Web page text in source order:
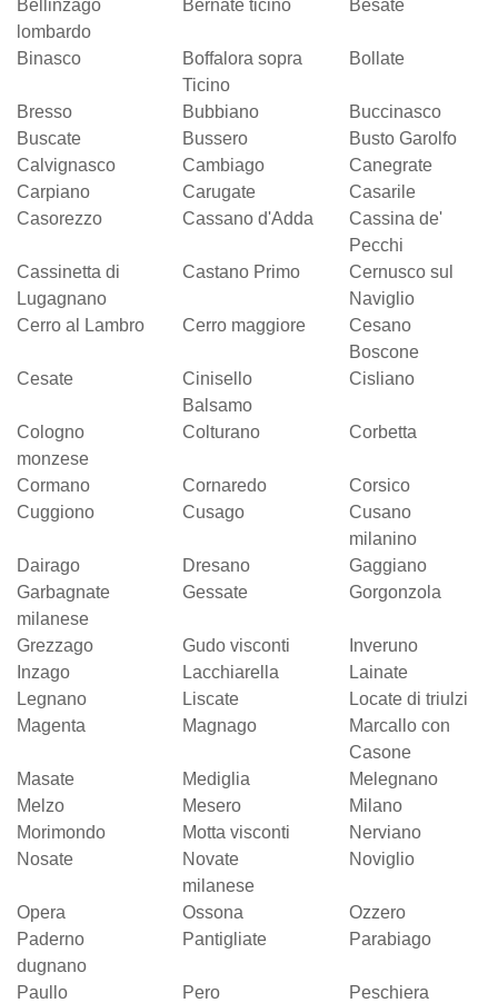
Bellinzago
lombardo
Bernate ticino Besate
Binasco
Boffalora sopra
Ticino
Bollate
Bresso Bubbiano
Buccinasco
Buscate
Bussero
Busto Garolfo
Calvignasco
Cambiago
Canegrate
Carpiano
Carugate
Casarile
Casorezzo
Cassano d'Adda
Cassina de'
Pecchi
Cassinetta di
Lugagnano
Castano Primo
Cernusco sul
Naviglio
Cerro al Lambro
Cerro maggiore
Cesano
Boscone
Cesate
Cinisello
Balsamo
Cisliano
Cologno
monzese
Colturano Corbetta
Cormano Cornaredo
Corsico
Cuggiono
Cusago
Cusano
milanino
Dairago
Dresano
Gaggiano
Garbagnate
milanese
Gessate Gorgonzola
Grezzago Gudo visconti
Inveruno
Inzago
Lacchiarella
Lainate
Legnano
Liscate
Locate di triulzi
Magenta
Magnago
Marcallo con
Casone
Masate
Mediglia
Melegnano
Melzo
Mesero
Milano
Morimondo
Motta visconti
Nerviano
Nosate
Novate
milanese
Noviglio
Opera Ossona
Ozzero
Paderno
dugnano
Pantigliate Parabiago
Paullo Pero
Peschiera